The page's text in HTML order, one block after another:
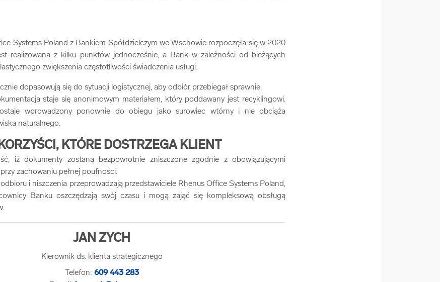
Systems Poland z Bankiem Spółdzielczym we Wschowie rozpoczęła się w 2020
realizowana z kilku punktów jednocześnie, a Bank w zależności od bieżących
zwiększenia częstotliwości świadczenia usługi.
dopasowują się do sytuacji logistycznej, aby odbiór przebiegał sprawnie.
staje się anonimowym materiałem, który poddawany jest recyklingowi.
wprowadzony ponownie do obiegu jako surowiec wtórny i nie obciąża
naturalnego.
KTÓRE DOSTRZEGA KLIENT
iż dokumenty zostaną bezpowrotnie zniszczone zgodnie z obowiązującymi
zachowaniu pełnej poufności.
i niszczenia przeprowadzają przedstawiciele Rhenus Office Systems Poland,
Banku oszczędzają swój czasu i mogą zająć się kompleksową obsługą
JAN ZYCH
Kierownik ds. klienta strategicznego
Telefon: 609 443 283